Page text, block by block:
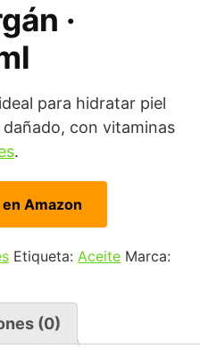
·
para hidratar piel
con vitaminas
.
Amazon
Etiqueta: Aceite Marca:
(0)